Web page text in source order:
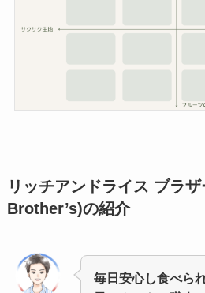
リッチアンドライス ブラ
Brother’s)の紹介
毎日安心し食べら